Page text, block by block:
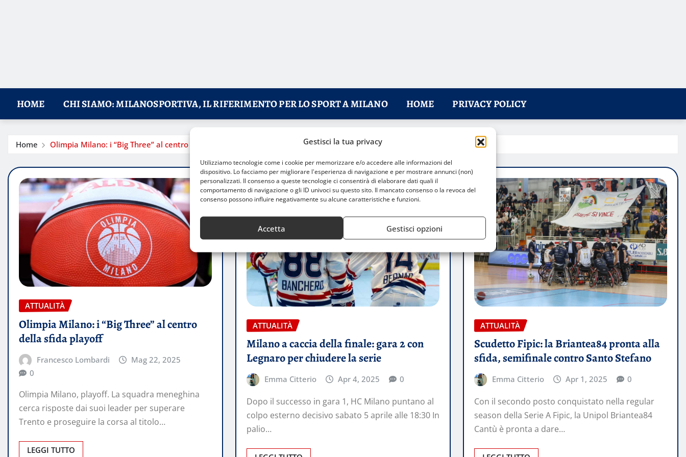
Gestisci la tua privacy
Utilizziamo tecnologie come i cookie per memorizzare e/o accedere alle informazioni del
dispositivo. Lo facciamo per migliorare l'esperienza di navigazione e per mostrare annunci (non)
personalizzati. Il consenso a queste tecnologie ci consentirà di elaborare dati quali il
comportamento di navigazione o gli ID univoci su questo sito. Il mancato consenso o la revoca del
consenso possono influire negativamente su alcune caratteristiche e funzioni.
Accetta Gestisci opzioni
HOME CHI SIAMO: MILANOSPORTIVA, IL RIFERIMENTO PER LO SPORT A MILANO HOME PRIVACY POLICY
Home Olimpia Milano: i “Big Three” al centro della sfida playoff
ATTUALITÀ
Olimpia Milano: i “Big Three” al centro
della sfida playoff
Francesco Lombardi
Mag 22, 2025
0
Olimpia Milano, playoff. La squadra meneghina
cerca risposte dai suoi leader per superare
Trento e proseguire la corsa al titolo…
LEGGI TUTTO
ATTUALITÀ
Milano a caccia della finale: gara 2 con
Legnaro per chiudere la serie
Emma Citterio Apr 4, 2025 0
Dopo il successo in gara 1, HC Milano puntano al
colpo esterno decisivo sabato 5 aprile alle 18:30 In
palio…
ATTUALITÀ
Scudetto Fipic: la Briantea84 pronta alla
sfida, semifinale contro Santo Stefano
Emma Citterio Apr 1, 2025 0
Con il secondo posto conquistato nella regular
season della Serie A Fipic, la Unipol Briantea84
Cantù è pronta a dare…